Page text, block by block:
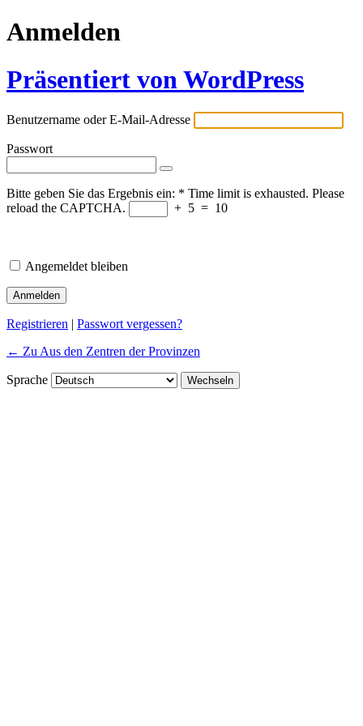
Anmelden
Präsentiert von WordPress
Benutzername oder E-Mail-Adresse
Passwort
Bitte geben Sie das Ergebnis ein: * Time limit is exhausted. Please
reload the CAPTCHA.
+ 5 = 10
Angemeldet bleiben
Registrieren | Passwort vergessen?
← Zu Aus den Zentren der Provinzen
Sprache